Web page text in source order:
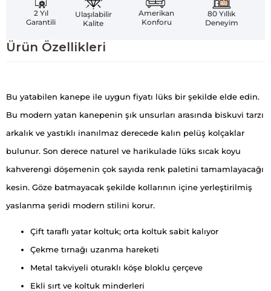
2 Yıl
Garantili
Ulaşılabilir
Kalite
Amerikan
Konforu
80 Yıllık
Deneyim
Ürün Özellikleri
Bu yatabilen kanepe ile uygun fiyatı lüks bir şekilde elde edin.
Bu modern yatan kanepenin şık unsurları arasında biskuvi tarzı
arkalık ve yastıklı inanılmaz derecede kalın pelüş kolçaklar
bulunur. Son derece naturel ve harikulade lüks sıcak koyu
kahverengi döşemenin çok sayıda renk paletini tamamlayacağı
kesin. Göze batmayacak şekilde kollarının içine yerleştirilmiş
yaslanma şeridi modern stilini korur.
Çift taraflı yatar koltuk; orta koltuk sabit kalıyor
Çekme tırnağı uzanma hareketi
Metal takviyeli oturaklı köşe bloklu çerçeve
Ekli sırt ve koltuk minderleri